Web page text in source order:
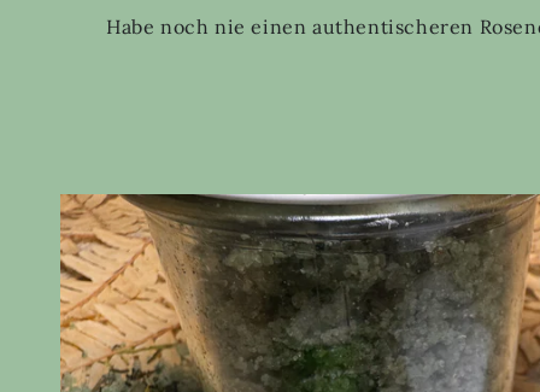
Habe noch nie einen authentischeren